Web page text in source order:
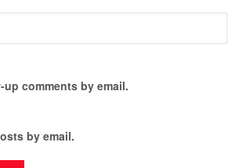
comments by email.
by email.